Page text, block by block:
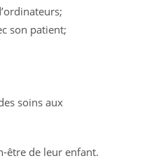
son patient;
soins aux
être de leur enfant.